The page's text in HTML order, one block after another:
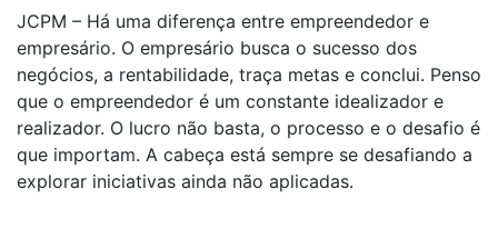
JCPM – Há uma diferença entre empreendedor e
empresário. O empresário busca o sucesso dos
negócios, a rentabilidade, traça metas e conclui. Penso
que o empreendedor é um constante idealizador e
realizador. O lucro não basta, o processo e o desafio é
que importam. A cabeça está sempre se desafiando a
explorar iniciativas ainda não aplicadas.